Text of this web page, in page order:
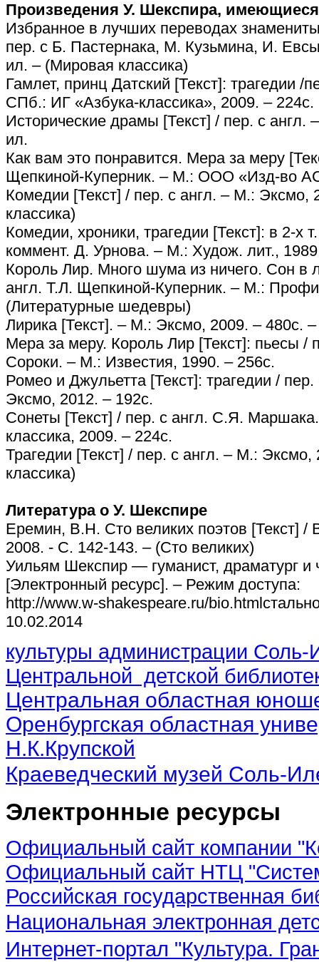
Произведения У. Шекспира,
Избранное в лучших переводах
пер. с Б. Пастернака, М. Кузьмина, И.
ил. – (Мировая классика)
Гамлет, принц Датский [Текст]: трагедии /
СПб.: ИГ «Азбука-классика», 2009. – 224с.
Исторические драмы [Текст] / пер. с англ.
ил.
Как вам это понравится. Мера за меру
Щепкиной-Куперник. – М.: ООО «Изд-во
Комедии [Текст] / пер. с англ. – М.: Эксмо,
классика)
Комедии, хроники, трагедии [Текст]: в 2-х
коммент. Д. Урнова. – М.: Худож. лит.,
Король Лир. Много шума из ничего. Сон в
англ. Т.Л. Щепкиной-Куперник. – М.:
(Литературные шедевры)
Лирика [Текст]. – М.: Эксмо, 2009. – 480с.
Мера за меру. Король Лир [Текст]: пьесы /
Сороки. – М.: Известия, 1990. – 256с.
Ромео и Джульетта [Текст]: трагедии /
Эксмо, 2012. – 192с.
Сонеты [Текст] / пер. с англ. С.Я.
классика, 2009. – 224с.
Трагедии [Текст] / пер. с англ. – М.:
классика)
Литература о У. Шекспире
Еремин, В.Н. Сто великих поэтов [Текст]
2008. - С. 142-143. – (Сто великих)
Уильям Шекспир — гуманист, драматург и
[Электронный ресурс]. – Режим доступа:
http://www.w-shakespeare.ru/
10.02.2014
культуры администрации Соль-
Центральной детской
Центральная областная
Оренбургская областная
Н.К.Крупской
Краеведческий музей Соль-
Электронные ресурсы
Официальный сайт компании
Официальный сайт НТЦ
Российская государственная
Национальная электронная
Интернет-портал "Культура.